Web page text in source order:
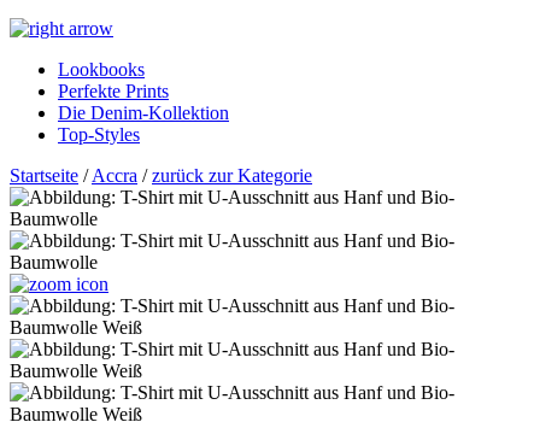
Lookbooks
Perfekte Prints
Die Denim-Kollektion
Top-Styles
Startseite /Accra /zurück zur Kategorie